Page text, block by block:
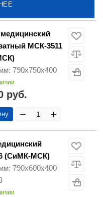
МСК-3511
790х750х400
руб.
(СиМК-МСК)
790х600х400